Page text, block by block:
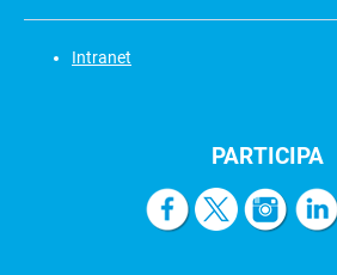
Intranet
PARTICIPA